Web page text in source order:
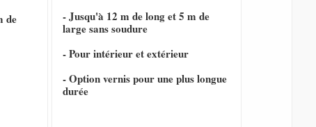
de
- Jusqu'à 12 m de long et 5 m de
large sans soudure
- Pour intérieur et extérieur
- Option vernis pour une plus longue
durée